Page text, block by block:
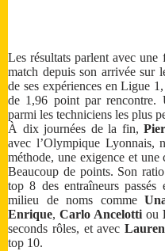
Les résultats parlent avec
match depuis son arrivée sur
de ses expériences en Ligue
de 1,96 point par rencontre.
parmi les techniciens les plus
À dix journées de la fin,
avec l’Olympique
méthode, une exigence et
Beaucoup de points. Son
top 8 des entraîneurs passés
milieu de noms comme
Enrique, Carlo Ancelotti ou
seconds rôles, et avec
top 10.